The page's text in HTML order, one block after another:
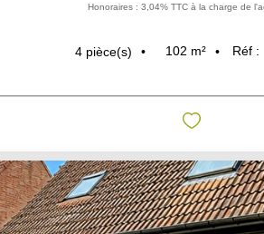
Honoraires : 3,04% TTC à la charge de
4 pièce(s) 102 m² Réf :